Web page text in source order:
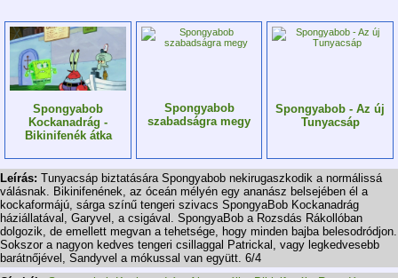
Spongyabob
Kockanadrág -
Bikinifenék átka
Spongyabob
szabadságra megy
Spongyabob - Az új
Tunyacsáp
Leírás: Tunyacsáp biztatására Spongyabob nekirugaszkodik a normálissá
válásnak. Bikinifenének, az óceán mélyén egy ananász belsejében él a
kockaformájú, sárga színű tengeri szivacs SpongyaBob Kockanadrág
háziállatával, Garyvel, a csigával. SpongyaBob a Rozsdás Rákollóban
dolgozik, de emellett megvan a tehetsége, hogy minden bajba belesodródjon.
Sokszor a nagyon kedves tengeri csillaggal Patrickal, vagy legkedvesebb
barátnőjével, Sandyvel a mókussal van együtt. 6/4